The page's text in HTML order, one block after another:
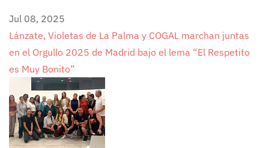
Jul 08, 2025
Lánzate, Violetas de La Palma y COGAL marchan juntas
en el Orgullo 2025 de Madrid bajo el lema “El Respetito
es Muy Bonito”